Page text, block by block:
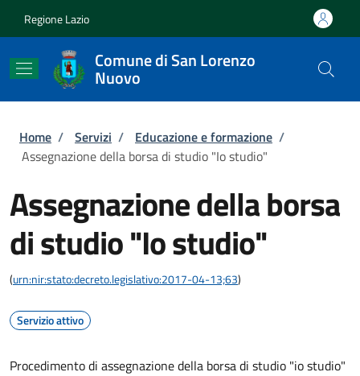
Regione Lazio
Comune di San Lorenzo
Nuovo
Briciole di pane
Home / Servizi / Educazione e formazione /
Assegnazione della borsa di studio "Io studio"
Assegnazione della borsa
di studio "Io studio"
(urn:nir:stato:decreto.legislativo:2017-04-13;63)
Servizio attivo
Procedimento di assegnazione della borsa di studio "io studio"